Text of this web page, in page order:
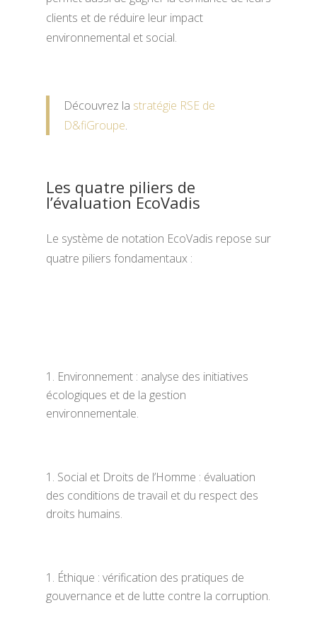
clients et de réduire leur impact
environnemental et social.
Découvrez la stratégie RSE de
D&fiGroupe.
Les quatre piliers de
l’évaluation EcoVadis
Le système de notation EcoVadis repose sur
quatre piliers fondamentaux :
Environnement : analyse des initiatives
écologiques et de la gestion
environnementale.
Social et Droits de l’Homme : évaluation
des conditions de travail et du respect des
droits humains.
Éthique : vérification des pratiques de
gouvernance et de lutte contre la corruption.